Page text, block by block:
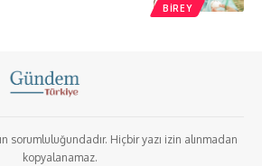
BIREY
sorumluluğundadır. Hiçbir yazı izin alınmadan
kopyalanamaz.